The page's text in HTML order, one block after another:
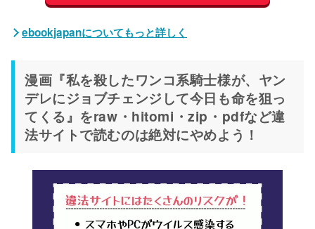
ebookjapanについてもっと詳しく
漫画『私を殺したワンコ系騎士様が、ヤン
デレにジョブチェンジして今日も命を狙っ
てくる』をraw・hitomi・zip・pdfなど違
法サイトで読むのは絶対にやめよう！